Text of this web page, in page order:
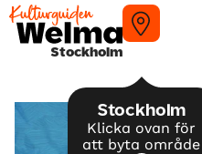
Stockholm
Stockholm
Klicka ovan för
att byta område